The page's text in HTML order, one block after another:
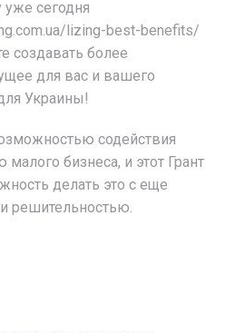
уже сегодня
lizing-best-benefits/
создавать более
для вас и вашего
Украины!
содействия
бизнеса, и этот Грант
делать это с еще
решительностью.